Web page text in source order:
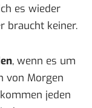
es wieder
braucht keiner.
, wenn es um
von Morgen
jeden